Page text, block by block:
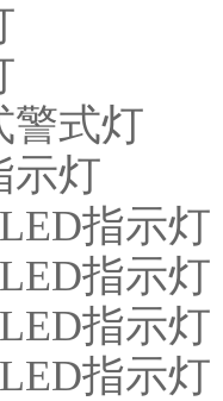
警式灯
示灯
指示灯
指示灯
指示灯
指示灯